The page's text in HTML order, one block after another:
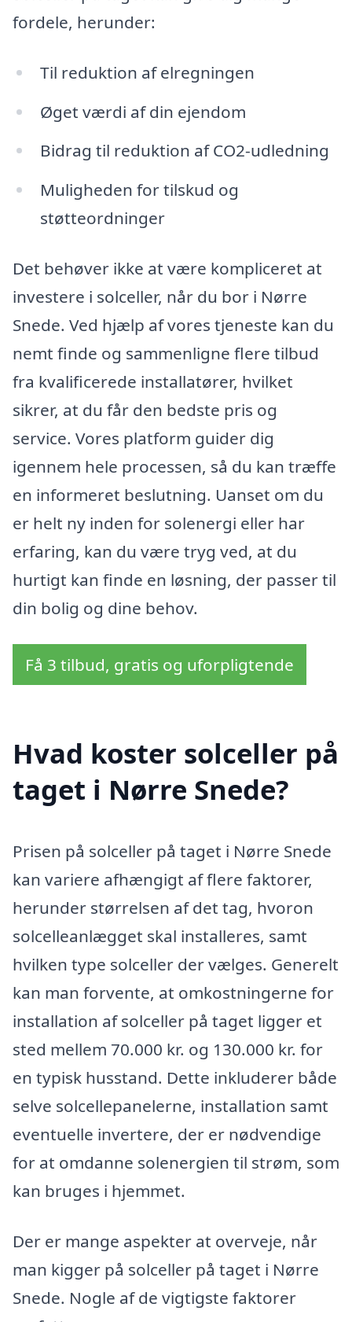
fordele, herunder:
Til reduktion af elregningen
Øget værdi af din ejendom
Bidrag til reduktion af CO2-udledning
Muligheden for tilskud og
støtteordninger
Det behøver ikke at være kompliceret at
investere i solceller, når du bor i Nørre
Snede. Ved hjælp af vores tjeneste kan du
nemt finde og sammenligne flere tilbud
fra kvalificerede installatører, hvilket
sikrer, at du får den bedste pris og
service. Vores platform guider dig
igennem hele processen, så du kan træffe
en informeret beslutning. Uanset om du
er helt ny inden for solenergi eller har
erfaring, kan du være tryg ved, at du
hurtigt kan finde en løsning, der passer til
din bolig og dine behov.
Få 3 tilbud, gratis og uforpligtende
Hvad koster solceller på
taget i Nørre Snede?
Prisen på solceller på taget i Nørre Snede
kan variere afhængigt af flere faktorer,
herunder størrelsen af det tag, hvoron
solcelleanlægget skal installeres, samt
hvilken type solceller der vælges. Generelt
kan man forvente, at omkostningerne for
installation af solceller på taget ligger et
sted mellem 70.000 kr. og 130.000 kr. for
en typisk husstand. Dette inkluderer både
selve solcellepanelerne, installation samt
eventuelle invertere, der er nødvendige
for at omdanne solenergien til strøm, som
kan bruges i hjemmet.
Der er mange aspekter at overveje, når
man kigger på solceller på taget i Nørre
Snede. Nogle af de vigtigste faktorer